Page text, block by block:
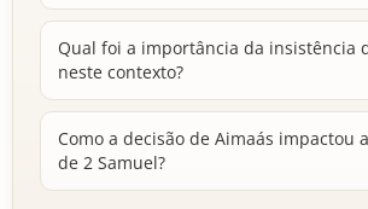
Qual foi a importância da insistência
neste contexto?
Como a decisão de Aimaás impactou
de 2 Samuel?